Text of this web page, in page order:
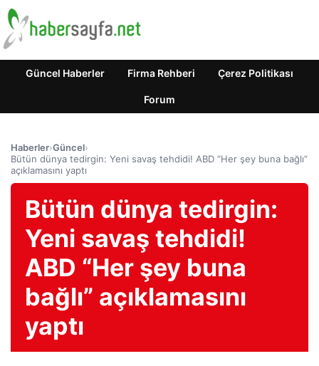
Güncel Haberler Firma Rehberi Çerez Politikası
Forum
Haberler›Güncel›
Bütün dünya tedirgin: Yeni savaş tehdidi! ABD “Her şey buna bağlı”
açıklamasını yaptı
Bütün dünya tedirgin:
Yeni savaş tehdidi!
ABD “Her şey buna
bağlı” açıklamasını
yaptı